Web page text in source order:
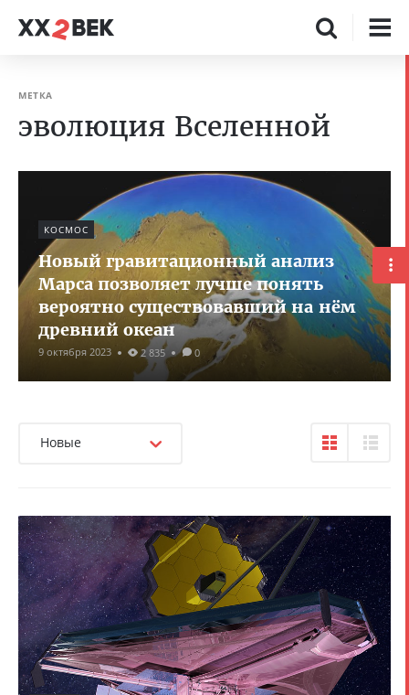
МЕТКА
эволюция Вселенной
КОСМОС
Новый гравитационный анализ
Марса позволяет лучше понять
вероятно существовавший на нём
древний океан
9 октября 2023 2 835 0
Новые